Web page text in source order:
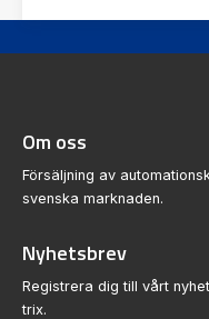
Om oss
Försäljning av
svenska marknaden.
Nyhetsbrev
Registrera dig till vårt
trix.